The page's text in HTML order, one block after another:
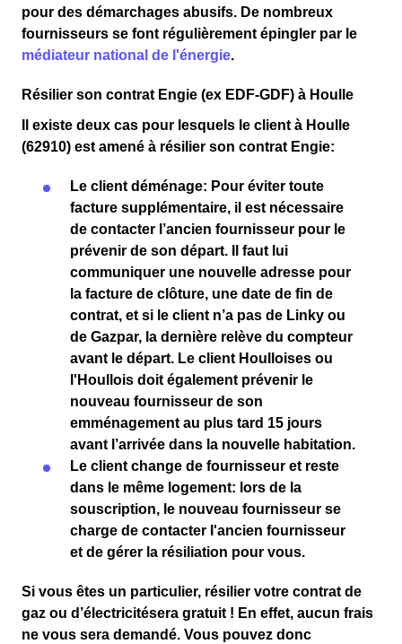
pour des démarchages abusifs. De nombreux
fournisseurs se font régulièrement épingler par le
médiateur national de l'énergie.
Résilier son contrat Engie (ex EDF-GDF) à Houlle
Il existe deux cas pour lesquels le client à Houlle
(62910) est amené à résilier son contrat Engie:
Le client déménage: Pour éviter toute
facture supplémentaire, il est nécessaire
de contacter l’ancien fournisseur pour le
prévenir de son départ. Il faut lui
communiquer une nouvelle adresse pour
la facture de clôture, une date de fin de
contrat, et si le client n’a pas de Linky ou
de Gazpar, la dernière relève du compteur
avant le départ. Le client Houlloises ou
l'Houllois doit également prévenir le
nouveau fournisseur de son
emménagement au plus tard 15 jours
avant l’arrivée dans la nouvelle habitation.
Le client change de fournisseur et reste
dans le même logement: lors de la
souscription, le nouveau fournisseur se
charge de contacter l'ancien fournisseur
et de gérer la résiliation pour vous.
Si vous êtes un particulier, résilier votre contrat de
gaz ou d’électricitésera gratuit ! En effet, aucun frais
ne vous sera demandé. Vous pouvez donc